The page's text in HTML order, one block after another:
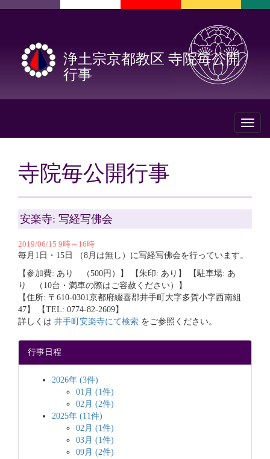
浄土宗京都教区 寺院毎公開
行事
Toggle
寺院毎公開行事
安楽寺: 写経写佛会
2019/06/15 9時～16時
毎月1日・15日 （8月は無し）に写経写佛会を行っています。
【参加費: あり （500円）】 【朱印: あり】 【駐車場: あ
り （10台・満車の際はご容赦ください）】
【住所: 〒610-0301京都府綴喜郡井手町大字多賀小字西南組
47】 【TEL: 0774-82-2609】
詳しくは 井手町安楽寺にて検索 をご参照ください。
行事日程
2026年 (3件)
01月 (1件)
02月 (2件)
2025年 (11件)
02月 (1件)
03月 (1件)
09月 (2件)